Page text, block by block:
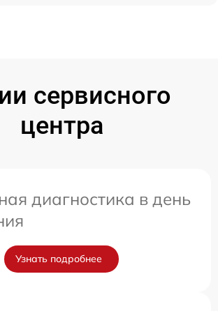
сервисного
центра
диагностика в день
Узнать подробнее